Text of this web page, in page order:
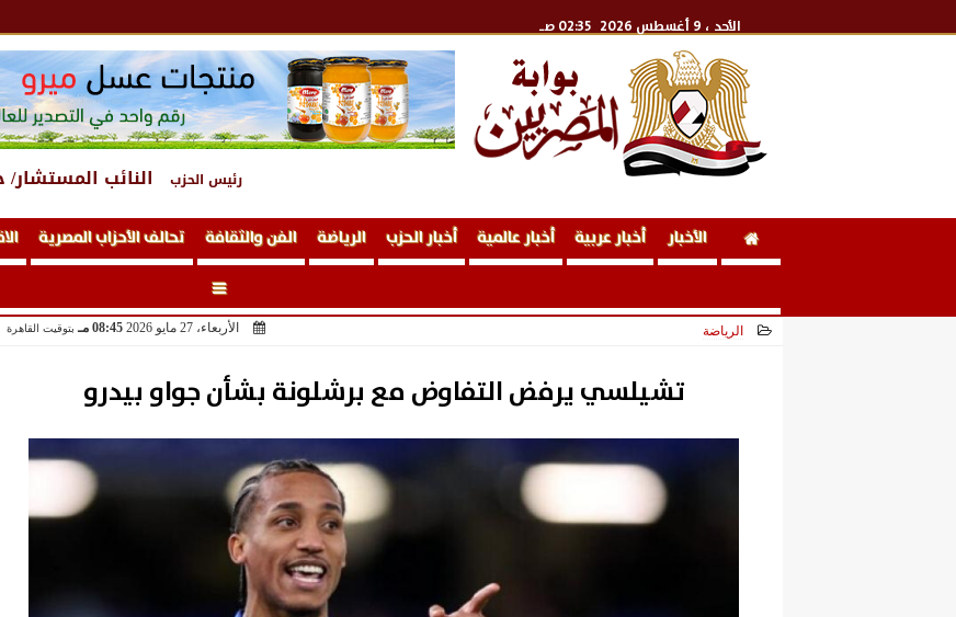
الأحد ، 9 أغسطس 2026 02:35 صـ
رئيس الحزب النائب
الأخبار أخبار عربية أخبار عالمية أخبار الحزب الرياضة الفن والثقافة تحالف الأحزاب المصرية
الرياضة الأربعاء، 27 مايو 2026 08:45 مـ بتوقيت القاهرة
تشيلسي يرفض التفاوض مع برشلونة بشأن جواو بيدرو